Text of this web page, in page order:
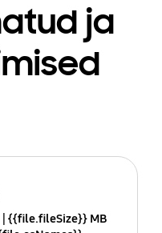
ja
{{file.fileSize}} MB